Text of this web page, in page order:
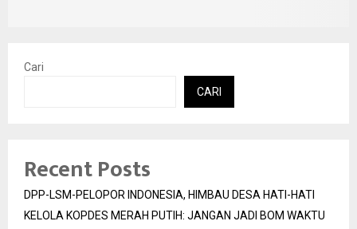
Cari
CARI
Recent Posts
DPP-LSM-PELOPOR INDONESIA, HIMBAU DESA HATI-HATI
KELOLA KOPDES MERAH PUTIH: JANGAN JADI BOM WAKTU